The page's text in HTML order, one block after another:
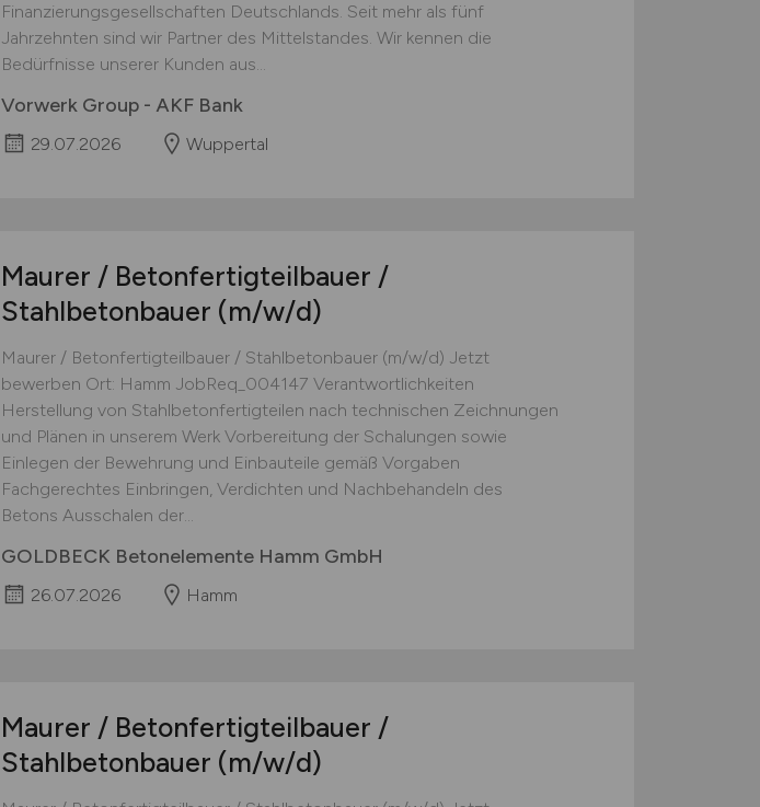
Finanzierungsgesellschaften Deutschlands. Seit mehr als fünf
Jahrzehnten sind wir Partner des Mittelstandes. Wir kennen die
Bedürfnisse unserer Kunden aus...
Vorwerk Group - AKF Bank
29.07.2026 Wuppertal
Maurer / Betonfertigteilbauer /
Stahlbetonbauer (m/w/d)
Maurer / Betonfertigteilbauer / Stahlbetonbauer (m/w/d) Jetzt
bewerben Ort: Hamm JobReq_004147 Verantwortlichkeiten
Herstellung von Stahlbetonfertigteilen nach technischen Zeichnungen
und Plänen in unserem Werk Vorbereitung der Schalungen sowie
Einlegen der Bewehrung und Einbauteile gemäß Vorgaben
Fachgerechtes Einbringen, Verdichten und Nachbehandeln des
Betons Ausschalen der...
GOLDBECK Betonelemente Hamm GmbH
26.07.2026 Hamm
Maurer / Betonfertigteilbauer /
Stahlbetonbauer (m/w/d)